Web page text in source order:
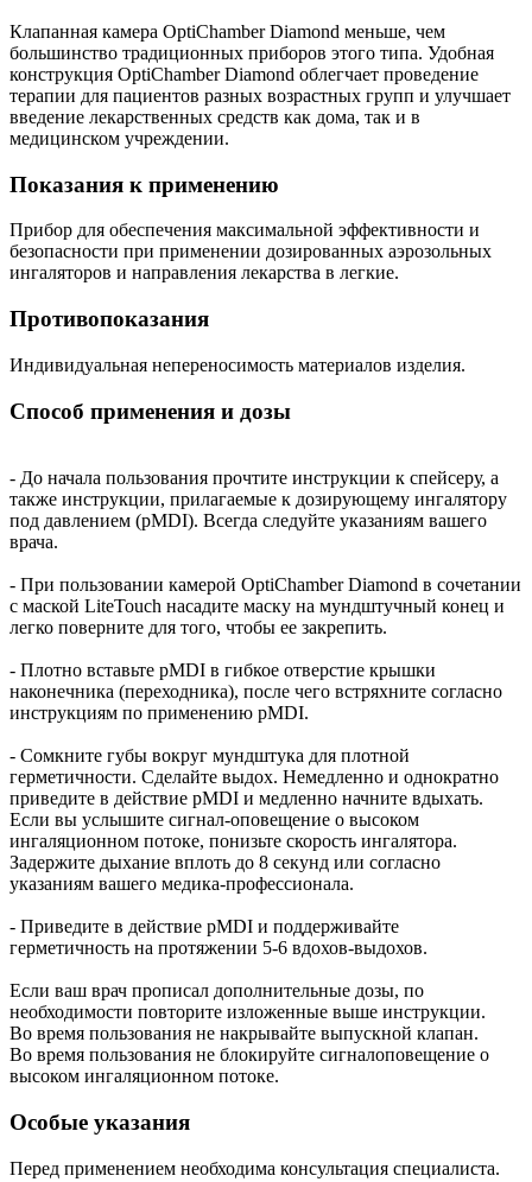
Клапанная камера OptiChamber Diamond меньше, чем
большинство традиционных приборов этого типа. Удобная
конструкция OptiChamber Diamond облегчает проведение
терапии для пациентов разных возрастных групп и улучшает
введение лекарственных средств как дома, так и в
медицинском учреждении.
Показания к применению
Прибор для обеспечения максимальной эффективности и
безопасности при применении дозированных аэрозольных
ингаляторов и направления лекарства в легкие.
Противопоказания
Индивидуальная непереносимость материалов изделия.
Способ применения и дозы
- До начала пользования прочтите инструкции к спейсеру, а
также инструкции, прилагаемые к дозирующему ингалятору
под давлением (pMDI). Всегда следуйте указаниям вашего
врача.
- При пользовании камерой OptiChamber Diamond в сочетании
с маской LiteTouch насадите маску на мундштучный конец и
легко поверните для того, чтобы ее закрепить.
- Плотно вставьте pMDI в гибкое отверстие крышки
наконечника (переходника), после чего встряхните согласно
инструкциям по применению pMDI.
- Сомкните губы вокруг мундштука для плотной
герметичности. Сделайте выдох. Немедленно и однократно
приведите в действие pMDI и медленно начните вдыхать.
Если вы услышите сигнал-оповещение о высоком
ингаляционном потоке, понизьте скорость ингалятора.
Задержите дыхание вплоть до 8 секунд или согласно
указаниям вашего медика-профессионала.
- Приведите в действие pMDI и поддерживайте
герметичность на протяжении 5-6 вдохов-выдохов.
Если ваш врач прописал дополнительные дозы, по
необходимости повторите изложенные выше инструкции.
Во время пользования не накрывайте выпускной клапан.
Во время пользования не блокируйте сигналоповещение о
высоком ингаляционном потоке.
Особые указания
Перед применением необходима консультация специалиста.